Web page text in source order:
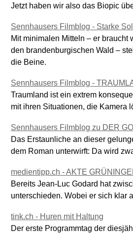
Jetzt haben wir also das Biopic
Sennhausers Filmblog - Starke
Mit minimalen Mitteln – er
den brandenburgischen Wald –
die Beine.
Sennhausers Filmblog -
Traumland ist ein extrem
mit ihren Situationen, die Kamera
Sennhausers Filmblog zu DER
Das Erstaunliche an dieser
dem Roman unterwirft: Da wird
medientipp.ch - AKTE
Bereits Jean-Luc Godard hat
unterschieden. Wobei er sich klar
tink.ch - Huren mit Haltung
Der erste Programmtag der